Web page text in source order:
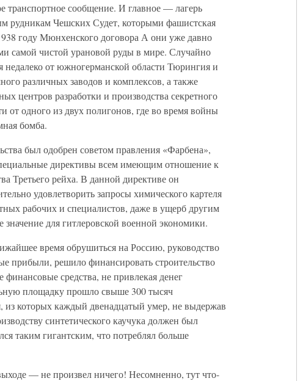
транспортное сообщение. И главное — лагерь
рудникам Чешских Судет, которыми фашистская
году Мюнхенского договора А они уже давно
самой чистой урановой руды в мире. Случайно
недалеко от южногерманской области Тюрингия и
различных заводов и комплексов, а также
центров разработки и производства секретного
одного из двух полигонов, где во время войны
бомба.
был одобрен советом правления «Фарбена»,
директивы всем имеющим отношение к
Третьего рейха. В данной директиве он
удовлетворить запросы химического картеля
рабочих и специалистов, даже в ущерб другим
для гитлеровской военной экономики.
время обрушиться на Россию, руководство
прибыли, решило финансировать строительство
средства, не привлекая денег
площадку прошло свыше 300 тысяч
из которых каждый двенадцатый умер, не выдержав
синтетического каучука должен был
таким гигантским, что потреблял больше
— не произвел ничего! Несомненно, тут что-